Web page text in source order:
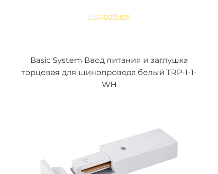
Подробнее
Basic System Ввод питания и заглушка
торцевая для шинопровода белый TRP-1-1-
WH